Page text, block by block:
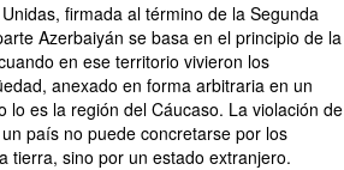
firmada al término de la Segunda
Azerbaiyán se basa en el principio de la
en ese territorio vivieron los
anexado en forma arbitraria en un
lo es la región del Cáucaso. La violación de
país no puede concretarse por los
tierra, sino por un estado extranjero.